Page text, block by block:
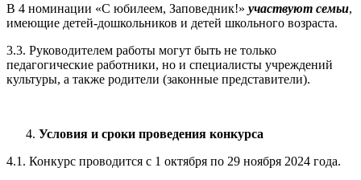
В 4 номинации «С юбилеем, Заповедник!» участвуют семьи,
имеющие детей-дошкольников и детей школьного возраста.
3.3. Руководителем работы могут быть не только
педагогические работники, но и специалисты учреждений
культуры, а также родители (законные представители).
Условия и сроки проведения конкурса
4.1. Конкурс проводится с 1 октября по 29 ноября 2024 года.